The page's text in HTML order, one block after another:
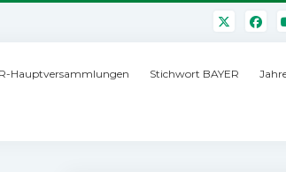
Hauptversammlungen Stichwort BAYER